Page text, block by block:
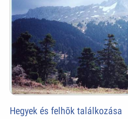
Hegyek és felhõk találkozása